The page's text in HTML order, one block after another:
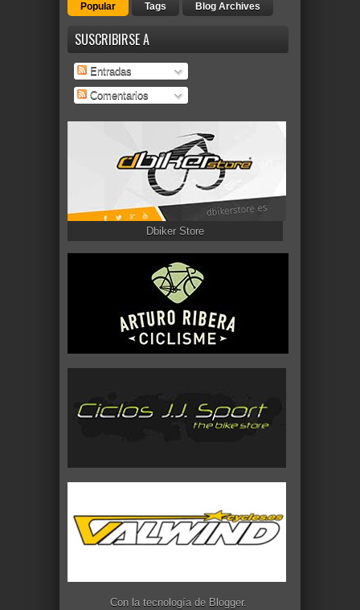
Popular Tags Blog Archives
SUSCRIBIRSE A
Entradas
Comentarios
Dbiker Store
Con la tecnología de Blogger.